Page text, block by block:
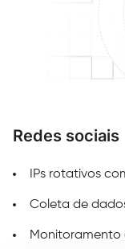
Redes sociais
IPs rotativos
Coleta de
Monitoramento